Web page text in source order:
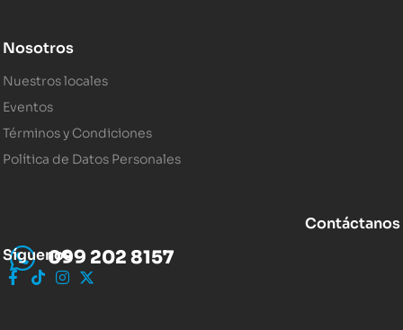
Nosotros
Nuestros locales
Eventos
Términos y Condiciones
Política de Datos Personales
Contáctanos
099 202 8157
Síguenos